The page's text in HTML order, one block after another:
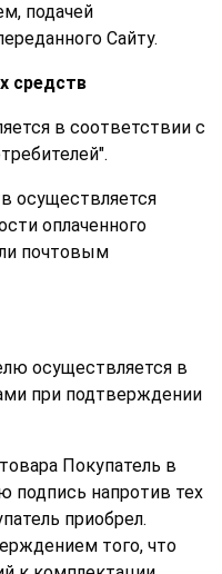
подачей
Сайту.
средств
в соответствии с
осуществляется
оплаченного
почтовым
осуществляется в
при подтверждении
Покупатель в
подпись напротив тех
приобрел.
того, что